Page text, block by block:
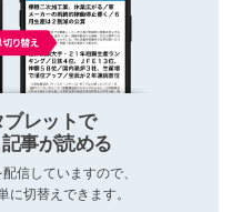
ブレットで
事が読める
信していますので、
に切替えできます。